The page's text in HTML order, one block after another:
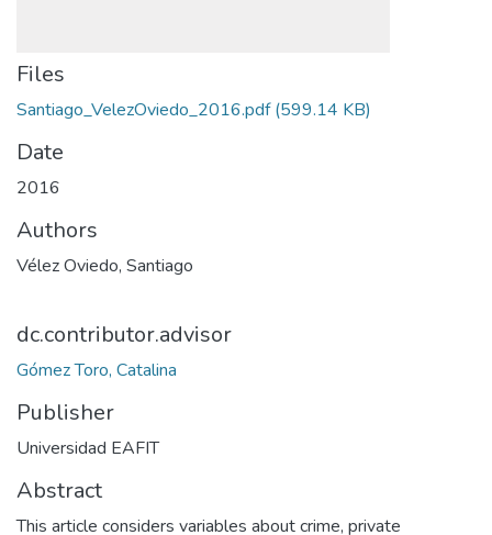
Files
Santiago_VelezOviedo_2016.pdf(599.14 KB)
Date
2016
Authors
Vélez Oviedo, Santiago
dc.contributor.advisor
Gómez Toro, Catalina
Publisher
Universidad EAFIT
Abstract
This article considers variables about crime, private